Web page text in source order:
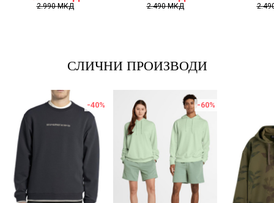
2.990МКД 2.490МКД
СЛИЧНИ ПРОИЗВОДИ
-40% -60%